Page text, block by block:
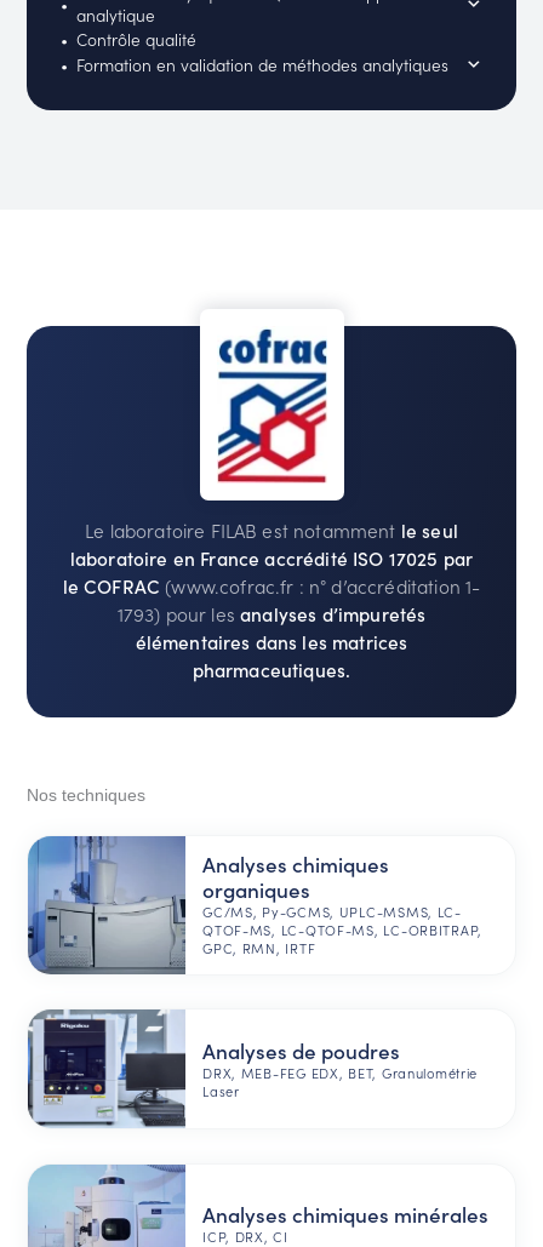
analytique
Contrôle qualité
Formation en validation de méthodes analytiques
Le laboratoire FILAB est notamment le seul
laboratoire en France accrédité ISO 17025 par
le COFRAC (www.cofrac.fr : n° d’accréditation 1-
1793) pour lesanalyses d’impuretés
élémentaires dans les matrices
pharmaceutiques.
Nos techniques
Analyses chimiques
organiques
GC/MS, Py-GCMS, UPLC-MSMS, LC-
QTOF-MS, LC-QTOF-MS, LC-ORBITRAP,
GPC, RMN, IRTF
Analyses de poudres
DRX, MEB-FEG EDX, BET, Granulométrie
Laser
Analyses chimiques minérales
ICP, DRX, CI